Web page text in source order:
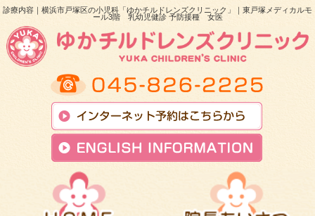
診療内容｜横浜市戸塚区の小児科「ゆかチルドレンズクリニック」｜東戸塚メディカルモ
ール3階 乳幼児健診 予防接種 女医